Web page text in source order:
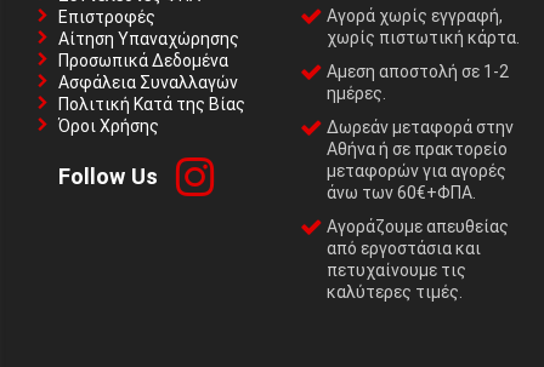
Επιστροφές
Αίτηση Υπαναχώρησης
Προσωπικά Δεδομένα
Ασφάλεια Συναλλαγών
Πολιτική Κατά της Βίας
Όροι Χρήσης
Follow Us
Αγορά χωρίς εγγραφή,
χωρίς πιστωτική κάρτα.
Αμεση αποστολή σε 1-2
ημέρες.
Δωρεάν μεταφορά στην
Αθήνα ή σε πρακτορείο
μεταφορών για αγορές
άνω των 60€+ΦΠΑ.
Αγοράζουμε απευθείας
από εργοστάσια και
πετυχαίνουμε τις
καλύτερες τιμές.